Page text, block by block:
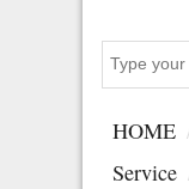
HOME
Service